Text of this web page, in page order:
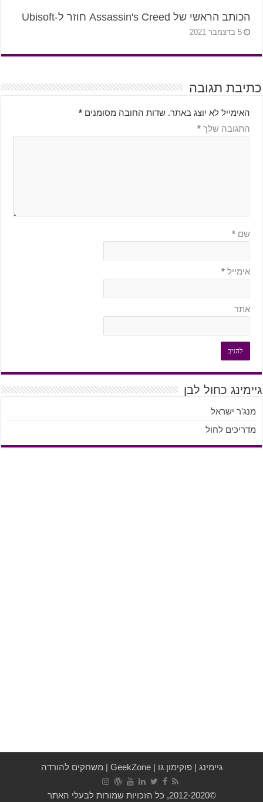
הכותב הראשי של Assassin's Creed חוזר ל-Ubisoft
5 בדצמבר 2021
כתיבת תגובה
האימייל לא יוצג באתר. שדות החובה מסומנים *
התגובה שלך *
שם *
אימייל *
אתר
גיימינג כחול לבן
מנג'ר ישראל
מדריכים לחול
גיימינג| פוקימון גו|
GeekZone
| משחקים להורדה
©2012-2020, כל הזכויות שמורות לבעלי האתר